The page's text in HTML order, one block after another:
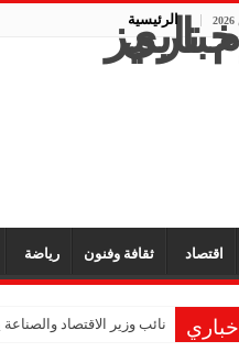
الرئيسية
اقتصاد ثقافة وفنون رياضة
نائب وزير الاقتصاد والصناعة